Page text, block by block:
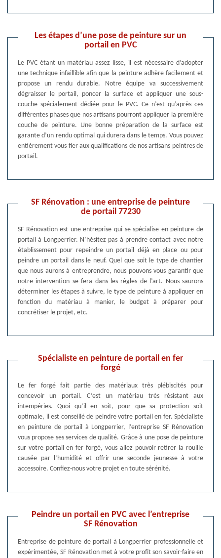
Les étapes d’une pose de peinture sur un
portail en PVC
Le PVC étant un matériau assez lisse, il est nécessaire d’adopter
une technique infaillible afin que la peinture adhère facilement et
propose un rendu durable. Notre équipe va successivement
dégraisser le portail, poncer la surface et appliquer une sous-
couche spécialement dédiée pour le PVC. Ce n’est qu’après ces
différentes phases que nos artisans pourront appliquer la première
couche de peinture. Une bonne préparation de la surface est
garante d’un rendu optimal qui durera dans le temps. Vous pouvez
entièrement vous fier aux qualifications de nos artisans peintres de
portail.
SF Rénovation : une entreprise de peinture
de portail 77230
SF Rénovation est une entreprise qui se spécialise en peinture de
portail à Longperrier. N’hésitez pas à prendre contact avec notre
établissement pour repeindre un portail déjà en place ou pour
peindre un portail dans le neuf. Quel que soit le type de chantier
que nous aurons à entreprendre, nous pouvons vous garantir que
notre intervention se fera dans les règles de l’art. Nous saurons
déterminer les étapes à suivre, le type de peinture à appliquer en
fonction du matériau à manier, le budget à préparer pour
concrétiser le projet, etc.
Spécialiste en peinture de portail en fer
forgé
Le fer forgé fait partie des matériaux très plébiscités pour
concevoir un portail. C’est un matériau très résistant aux
intempéries. Quoi qu’il en soit, pour que sa protection soit
optimale, il est conseillé de peindre votre portail en fer. Spécialiste
en peinture de portail à Longperrier, l’entreprise SF Rénovation
vous propose ses services de qualité. Grâce à une pose de peinture
sur votre portail en fer forgé, vous allez pouvoir retirer la rouille
causée par l’humidité et offrir une seconde jeunesse à votre
accessoire. Confiez-nous votre projet en toute sérénité.
Peindre un portail en PVC avec l’entreprise
SF Rénovation
Entreprise de peinture de portail à Longperrier professionnelle et
expérimentée, SF Rénovation met à votre profit son savoir-faire en